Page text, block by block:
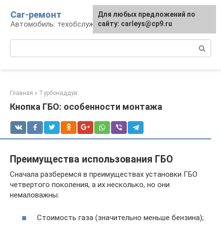
контенту
Car-ремонт
Автомобиль: техобслуживание и ремонт
Главная » Турбонаддув
Кнопка ГБО: особенности монтажа
Преимущества использования ГБО
Сначала разберемся в преимуществах установки ГБО
четвертого поколения, а их несколько, но они
немаловажны:
Стоимость газа (значительно меньше бензина);
Для любых предложений по
сайту: carleys@cp9.ru